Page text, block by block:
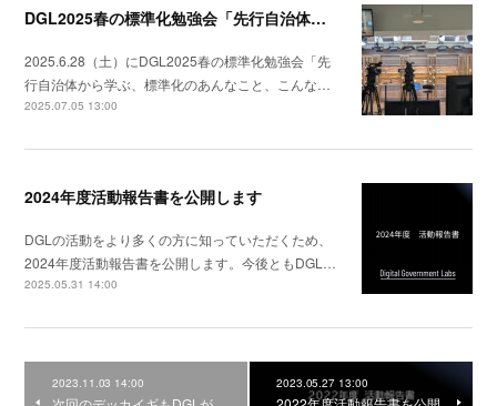
DGL2025春の標準化勉強会「先行自治体から学ぶ、標準化のあんなこと、こんなこと」を配信しました！
2025.6.28（土）にDGL2025春の標準化勉強会「先
行自治体から学ぶ、標準化のあんなこと、こんな…
2025.07.05 13:00
2024年度活動報告書を公開します
DGLの活動をより多くの方に知っていただくため、
2024年度活動報告書を公開します。今後ともDGL…
2025.05.31 14:00
2023.11.03 14:00 2023.05.27 13:00